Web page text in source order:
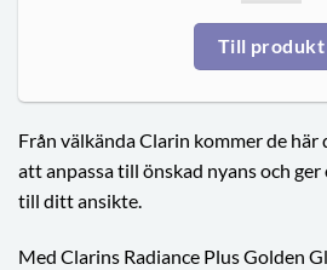
Från välkända Clarin kommer de
att anpassa till önskad nyans och
till ditt ansikte.
Med Clarins Radiance Plus Golden
Till produkt